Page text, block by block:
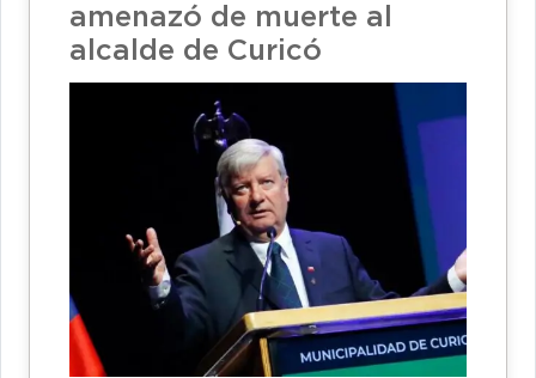
amenazó de muerte al
alcalde de Curicó